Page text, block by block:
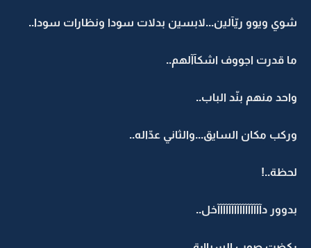
شوي ويوو ريّآلين...لابسين بدلات سودا ونظارات سودا..
ما قدرت اجووف اشكآآلهم..
واحد منهم بنّد الباب..
وركب مكان السايق...والثاني عدّاله..
لحظة..!
بدوور دآآآآآآآآآآآآآآآآخل..